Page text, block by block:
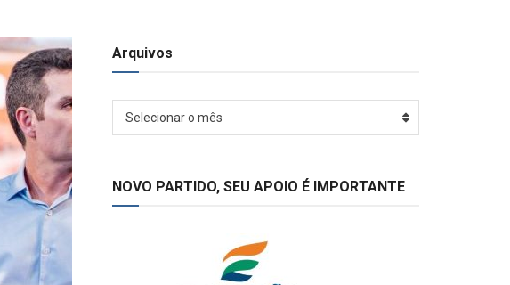
Arquivos
Arquivos
Selecionar o mês
NOVO PARTIDO, SEU APOIO É IMPORTANTE